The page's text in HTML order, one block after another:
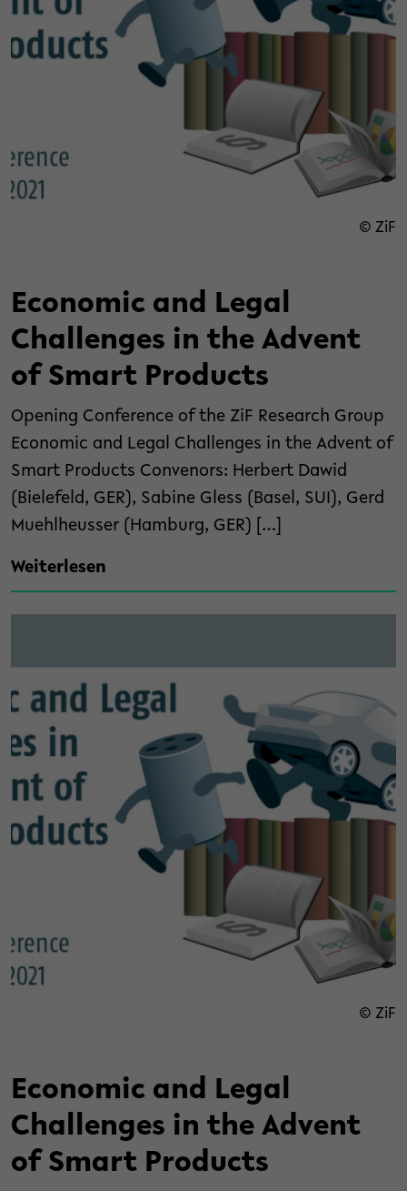
© ZiF
Economic and Legal
Challenges in the Advent
of Smart Products
Opening Conference of the ZiF Research Group
Economic and Legal Challenges in the Advent of
Smart Products Convenors: Herbert Dawid
(Bielefeld, GER), Sabine Gless (Basel, SUI), Gerd
Muehlheusser (Hamburg, GER) […]
Weiterlesen
© ZiF
Economic and Legal
Challenges in the Advent
of Smart Products